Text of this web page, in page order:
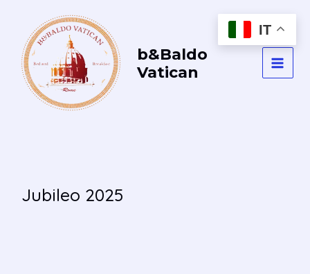
contenuto
b&Baldo
Vatican
Jubileo 2025
IT